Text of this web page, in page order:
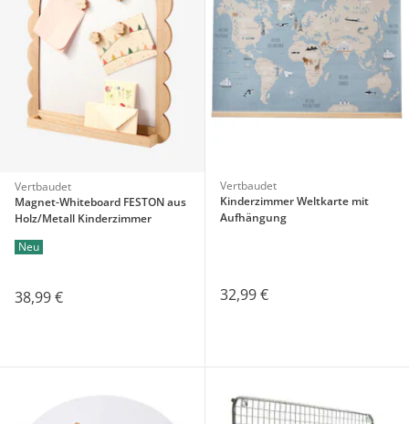
Vertbaudet
Magnet-Whiteboard FESTON aus
Holz/Metall Kinderzimmer
Neu
38,99 €
Vertbaudet
Kinderzimmer Weltkarte mit
Aufhängung
32,99 €